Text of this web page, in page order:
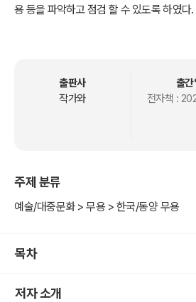
용 등을 파악하고 점검 할 수 있도록 하였다.
은 각 기예에 해당되는 『기효신서』, 『무비
(譜: 원문, 총보)와 도(圖:총도, 원문 아래
쉽게 설명하였고, 무예 관련 한자 선(旋),전
된 기법을 구분할 수 있게 된다.
통무예 단체의 전통성을 회복하며 전통군
출판사
작가와
출간
전자책 :
주제 분류
예술/대중문화 > 무용 > 한국/동양 무용
목차
저자 소개